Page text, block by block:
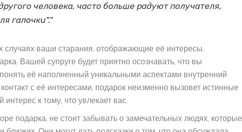
человека, часто больше радуют получателя,
галочки"."
случаях ваши старания, отображающие её интересы,
Вашей супруге будет приятно осознавать, что вы
её наполненный уникальными аспектами внутренний
с её интересами, подарок неизменно вызовет истинные
к тому, что увлекает вас.
подарка, не стоит забывать о замечательных людях, которые